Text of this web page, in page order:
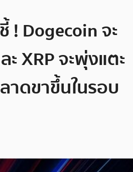
! Dogecoin จะ
XRP จะพุ่งแตะ
าดขาขึ้นในรอบ